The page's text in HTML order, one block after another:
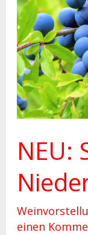
NEU:
einen
Niederkassel